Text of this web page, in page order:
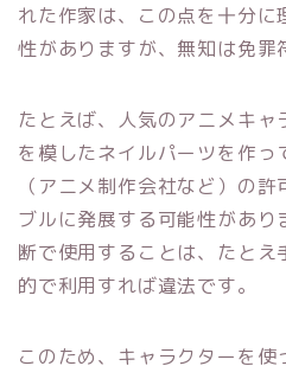
れた作家は、この点を十分に
性がありますが、無知は免罪
たとえば、人気のアニメキャ
を模したネイルパーツを作
（アニメ制作会社など）の
ブルに発展する可能性があり
断で使用することは、たとえ
的で利用すれば違法です。
このため、キャラクターを